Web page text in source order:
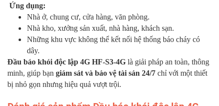
Ứng dụng:
Nhà ở, chung cư, cửa hàng, văn phòng.
Nhà kho, xưởng sản xuất, nhà hàng, khách sạn.
Những khu vực không thể kết nối hệ thống báo cháy có
dây.
Đầu báo khói độc lập 4G HF-S3-4G là giải pháp an toàn, thông
minh, giúp bạn giám sát và bảo vệ tài sản 24/7 chỉ với một thiết
bị nhỏ gọn nhưng hiệu quả vượt trội.